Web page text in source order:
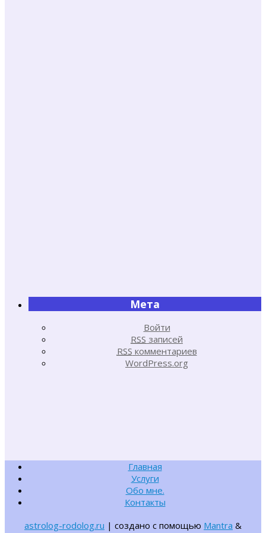
Мета
Войти
RSS записей
RSS комментариев
WordPress.org
Главная
Услуги
Обо мне.
Контакты
astrolog-rodolog.ru | создано с помощью Mantra &